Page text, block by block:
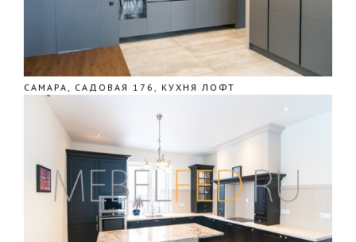
САМАРА, САДОВАЯ 176, КУХНЯ ЛОФТ